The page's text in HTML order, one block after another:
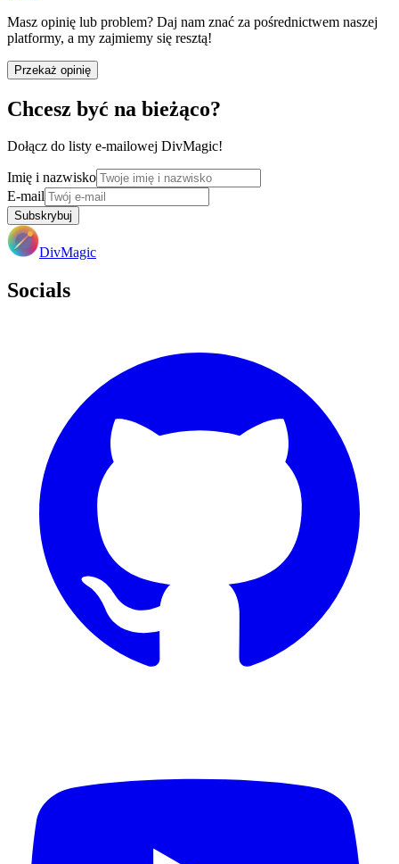
Masz opinię lub problem? Daj nam znać za pośrednictwem naszej
platformy, a my zajmiemy się resztą!
Przekaż opinię
Chcesz być na bieżąco?
Dołącz do listy e-mailowej DivMagic!
Imię i nazwisko
E-mail
Subskrybuj
DivMagic
Socials